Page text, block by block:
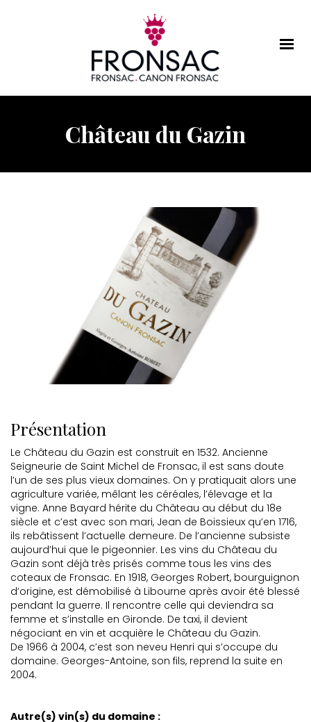
Château du Gazin
Présentation
Le Château du Gazin est construit en 1532. Ancienne
Seigneurie de Saint Michel de Fronsac, il est sans doute
l’un de ses plus vieux domaines. On y pratiquait alors une
agriculture variée, mêlant les céréales, l’élevage et la
vigne. Anne Bayard hérite du Château au début du 18e
siècle et c’est avec son mari, Jean de Boissieux qu’en 1716,
ils rebâtissent l’actuelle demeure. De l’ancienne subsiste
aujourd’hui que le pigeonnier. Les vins du Château du
Gazin sont déjà très prisés comme tous les vins des
coteaux de Fronsac. En 1918, Georges Robert, bourguignon
d’origine, est démobilisé à Libourne après avoir été blessé
pendant la guerre. Il rencontre celle qui deviendra sa
femme et s’installe en Gironde. De taxi, il devient
négociant en vin et acquière le Château du Gazin.
De 1966 à 2004, c’est son neveu Henri qui s’occupe du
domaine. Georges-Antoine, son fils, reprend la suite en
2004.
Autre(s) vin(s) du domaine :